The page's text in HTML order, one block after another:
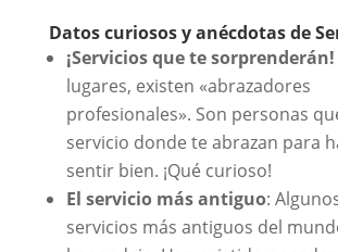
Datos curiosos y anécdotas de
¡Servicios que te sorprenderán!
lugares, existen «abrazadores
profesionales». Son personas
servicio donde te abrazan para
sentir bien. ¡Qué curioso!
El servicio más antiguo:
servicios más antiguos del